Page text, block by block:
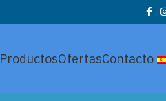
ProductosOfertasContacto